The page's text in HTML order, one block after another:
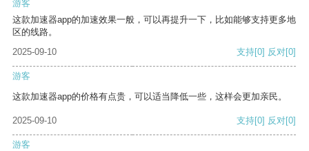
游客
这款加速器app的加速效果一般，可以再提升一下，比如能够支持更多地
区的线路。
2025-09-10
支持[0] 反对[0]
游客
这款加速器app的价格有点贵，可以适当降低一些，这样会更加亲民。
2025-09-10 支持[0] 反对[0]
游客